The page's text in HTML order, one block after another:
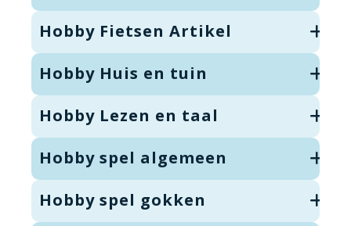
Hobby Fietsen Artikel
Hobby Huis en tuin
Hobby Lezen en taal
Hobby spel algemeen
Hobby spel gokken